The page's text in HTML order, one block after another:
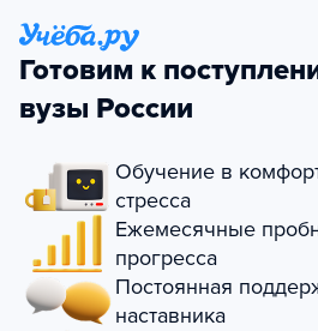
Готовим к
вузы России
Обучение в
стресса
Ежемесячные
прогресса
Постоянная
наставника